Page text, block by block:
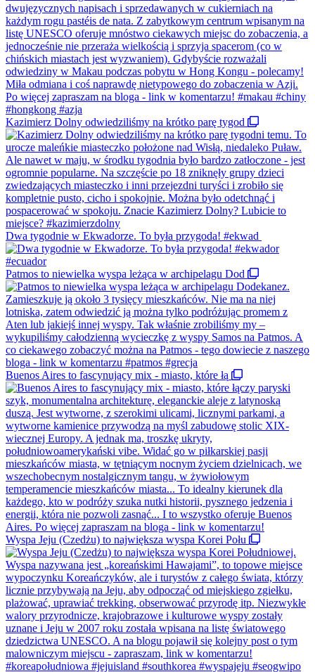
Kazimierz Dolny odwiedziliśmy na krótko parę tygod
Dwa tygodnie w Ekwadorze. To była przygoda! #ekwad
Patmos to niewielka wyspa leżąca w archipelagu Dod
Buenos Aires to fascynujący mix - miasto, które łą
Wyspa Jeju (Czedżu) to największa wyspa Korei Połu